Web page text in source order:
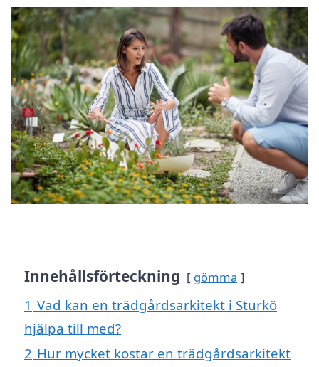
Innehållsförteckning gömma
1 Vad kan en trädgårdsarkitekt i Sturkö
hjälpa till med?
2 Hur mycket kostar en trädgårdsarkitekt